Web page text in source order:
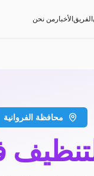
الفريقالأخبار من نحن
محافظة الفروانية